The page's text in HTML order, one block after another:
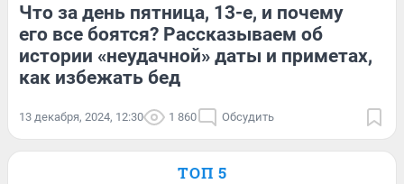
Что за день пятница, 13-е, и почему
его все боятся? Рассказываем об
истории «неудачной» даты и приметах,
как избежать бед
13 декабря, 2024, 12:30 1 860 Обсудить
ТОП 5